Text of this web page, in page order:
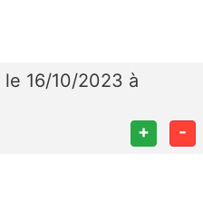
le 16/10/2023 à
+ -